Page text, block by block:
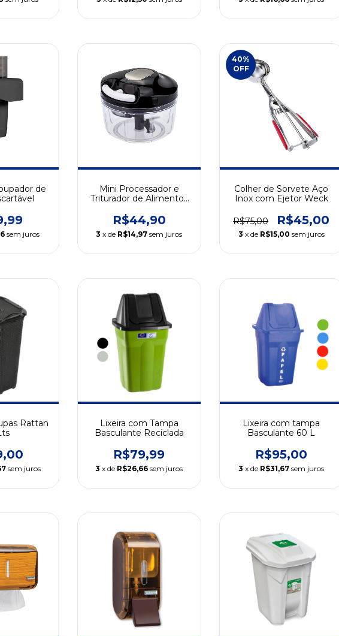
de
sem juros
Mini Processador e
Triturador de Alimentos
Weck
R$44,90
3 x de R$14,97 sem juros
40%
OFF
Colher de Sorvete Aço
Inox com Ejetor Weck
R$75,00 R$45,00
3 x de R$15,00 sem juros
Rattan
sem juros
Lixeira com Tampa
Basculante Reciclada
R$79,99
3 x de R$26,66 sem juros
Lixeira com tampa
Basculante 60 L
R$95,00
3 x de R$31,67 sem juros